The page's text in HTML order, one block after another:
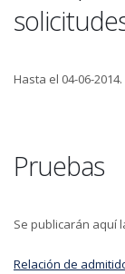
Hasta el 04-06-2014.
Pruebas
Se publicarán aquí
Relación de